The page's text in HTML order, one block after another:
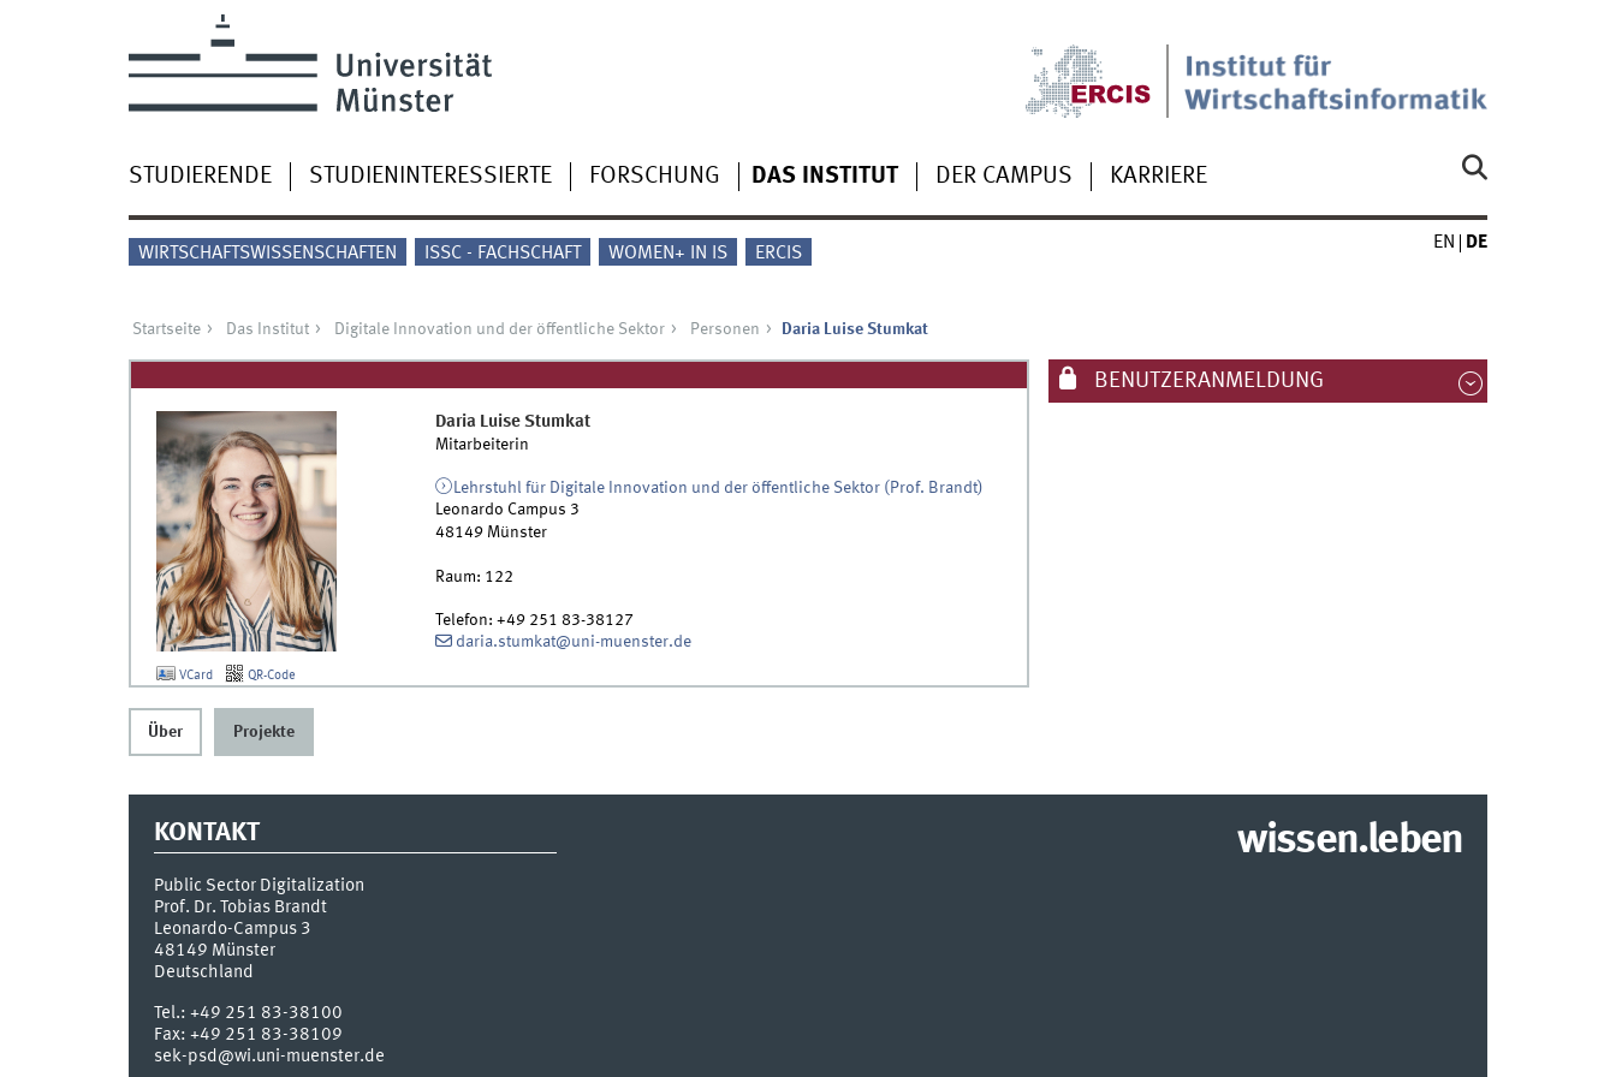
STUDIERENDE STUDIENINTERESSIERTE FORSCHUNG DAS INSTITUT DER CAMPUS KARRIERE
WIRTSCHAFTSWISSENSCHAFTEN ISSC - FACHSCHAFT WOMEN+ IN IS ERCIS
EN DE
Startseite Das Institut Digitale Innovation und der öffentliche Sektor Personen Daria Luise Stumkat
VCard QR-Code
Daria Luise Stumkat
Mitarbeiterin
Lehrstuhl für Digitale Innovation und der öffentliche Sektor (Prof. Brandt)
Leonardo Campus 3
48149 Münster
Raum: 122
Telefon: +49 251 83-38127
daria.stumkat@uni-muenster.de
Über Projekte
BENUTZERANMELDUNG
KONTAKT
Public Sector Digitalization
Prof. Dr. Tobias Brandt
Leonardo-Campus 3
48149 Münster
Deutschland
Tel.: +49 251 83-38100
Fax: +49 251 83-38109
sek-psd@wi.uni-muenster.de
wissen.leben